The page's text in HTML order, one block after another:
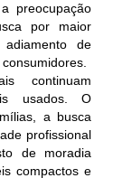
preocupação
por maior
adiamento de
continuam
usados. O
a busca
profissional
de moradia
compactos e